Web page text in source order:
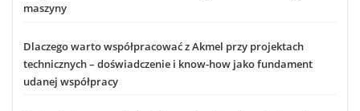
maszyny
Dlaczego warto współpracować z Akmel przy projektach
technicznych – doświadczenie i know-how jako fundament
udanej współpracy